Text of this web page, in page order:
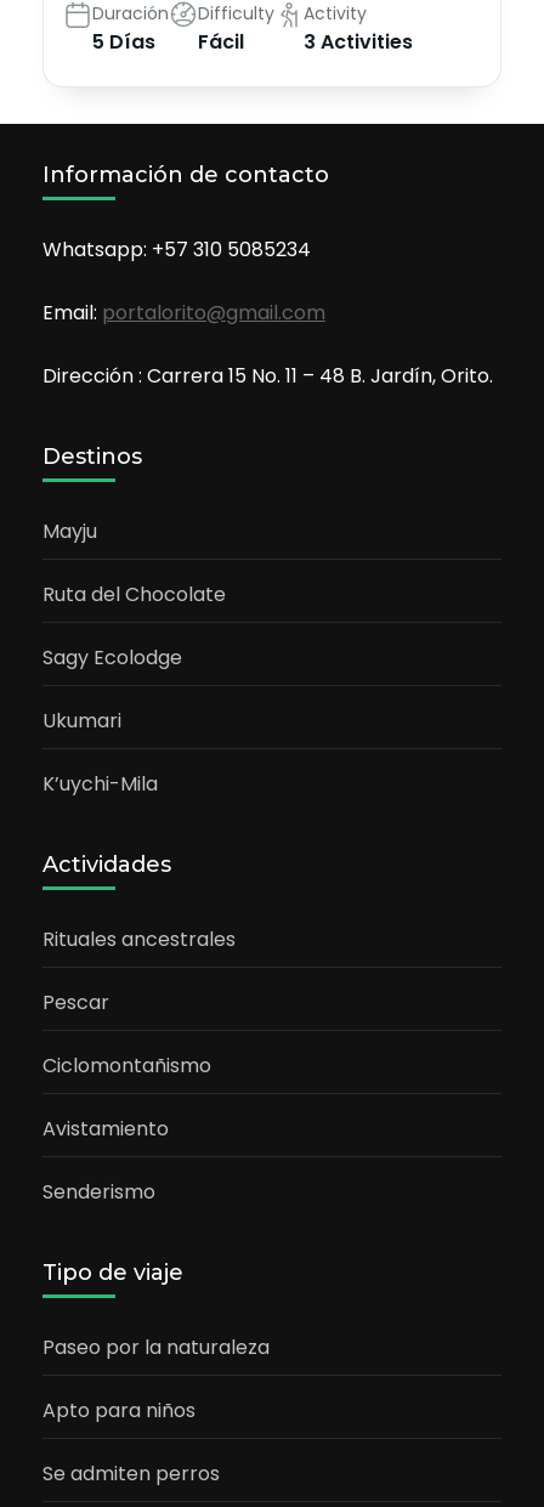
Duración
5 Días
Difficulty
Fácil
Activity
3 Activities
Información de contacto
Whatsapp: +57 310 5085234
Email: portalorito@gmail.com
Dirección : Carrera 15 No. 11 – 48 B. Jardín, Orito.
Destinos
Mayju
Ruta del Chocolate
Sagy Ecolodge
Ukumari
K’uychi-Mila
Actividades
Rituales ancestrales
Pescar
Ciclomontañismo
Avistamiento
Senderismo
Tipo de viaje
Paseo por la naturaleza
Apto para niños
Se admiten perros